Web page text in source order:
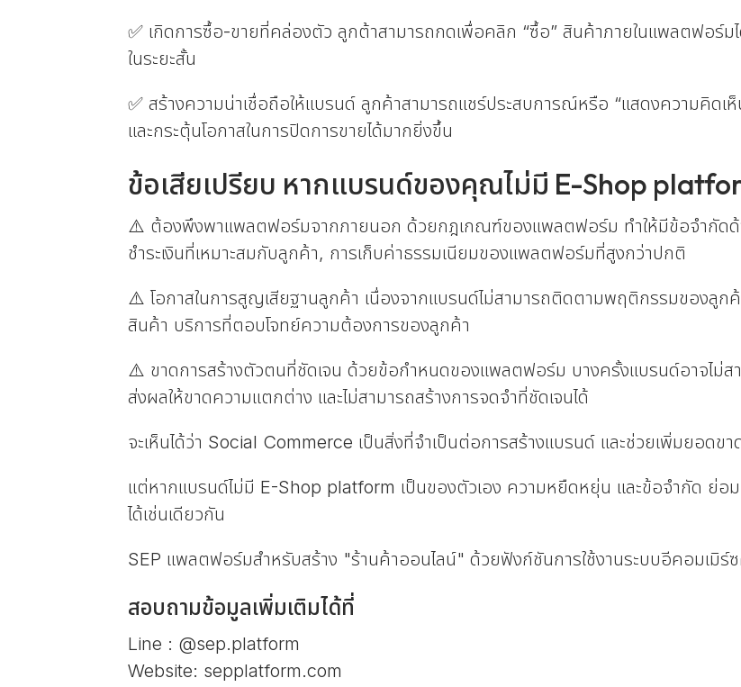
✅ เกิดการซื้อ-ขายที่คล่องตัว ลูกต้าสามารถกดเพื่อคลิก “ซื้อ” สินค้าภายในแพลตฟอร์มไ
ในระยะสั้น
✅ สร้างความน่าเชื่อถือให้แบรนด์ ลูกค้าสามารถแชร์ประสบการณ์หรือ “แสดงความคิด
และกระตุ้นโอกาสในการปิดการขายได้มากยิ่งขึ้น
ข้อเสียเปรียบ หากแบรนด์ของคุณไม่มี E-Shop
⚠️ ต้องพึงพาแพลตฟอร์มจากภายนอก ด้วยกฎเกณฑ์ของแพลตฟอร์ม ทำให้มีข้อจำกัดด้า
ชำระเงินที่เหมาะสมกับลูกค้า, การเก็บค่าธรรมเนียมของแพลตฟอร์มที่สูงกว่าปกติ
⚠️ โอกาสในการสูญเสียฐานลูกค้า เนื่องจากแบรนด์ไม่สามารถติดตามพฤติกรรมของลูกค้
สินค้า บริการที่ตอบโจทย์ความต้องการของลูกค้า
⚠️ ขาดการสร้างตัวตนที่ชัดเจน ด้วยข้อกำหนดของแพลตฟอร์ม บางครั้งแบรนด์อาจไม่ส
ส่งผลให้ขาดความแตกต่าง และไม่สามารถสร้างการจดจำที่ชัดเจนได้
จะเห็นได้ว่า Social Commerce เป็นสิ่งที่จำเป็นต่อการสร้างแบรนด์ และช่วยเพิ่มยอดขา
แต่หากแบรนด์ไม่มี E-Shop platform เป็นของตัวเอง ความหยืดหยุ่น และข้อจำกัด ย่อม
ได้เช่นเดียวกัน
SEP แพลตฟอร์มสำหรับสร้าง "ร้านค้าออนไลน์" ด้วยฟังก์ชันการใช้งานระบบอีคอมเมิร์
สอบถามข้อมูลเพิ่มเติมได้ที่
Line : @sep.platform
Website: sepplatform.com